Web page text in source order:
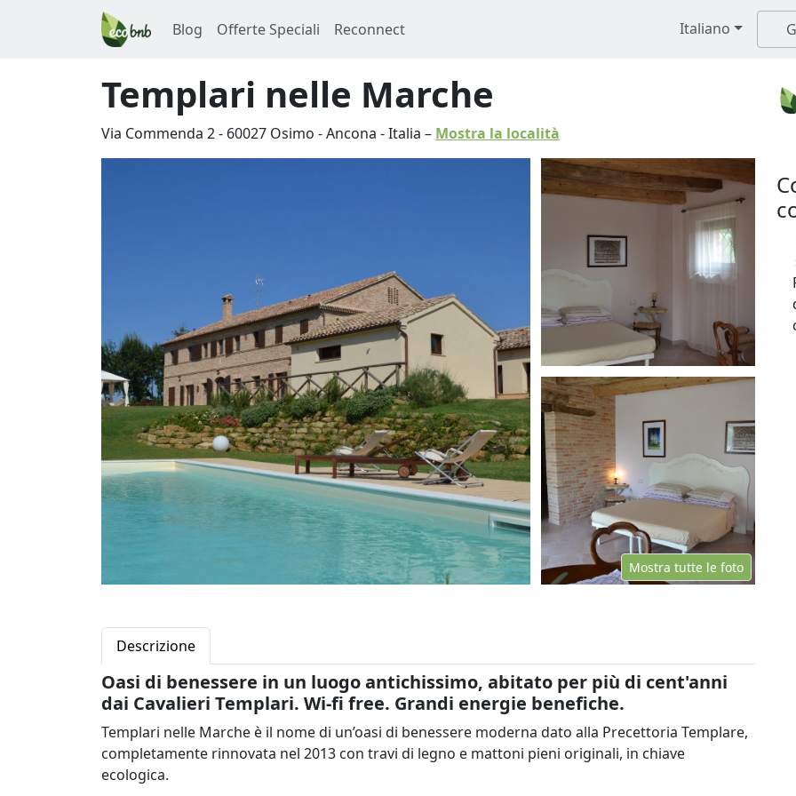
Blog Offerte Speciali Reconnect Italiano
Templari nelle Marche
Via Commenda 2- 60027 Osimo -Ancona -Italia – Mostra la località
Mostra tutte le foto
Descrizione
Oasi di benessere in un luogo antichissimo, abitato per più di cent'anni
dai Cavalieri Templari. Wi-fi free. Grandi energie benefiche.
Templari nelle Marche è il nome di un’oasi di benessere moderna dato alla Precettoria Templare,
completamente rinnovata nel 2013 con travi di legno e mattoni pieni originali, in chiave
ecologica.